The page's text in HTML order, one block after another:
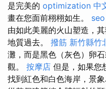
是完美的 optimization 中
畫在您面前栩栩如生。
由如此美麗的火山塑造，
地質過去。 撥筋 新竹縣竹
灘，而是黑色（灰色）卵
觀。 按摩店 但是，如果您
找到紅色和白色海岸，景